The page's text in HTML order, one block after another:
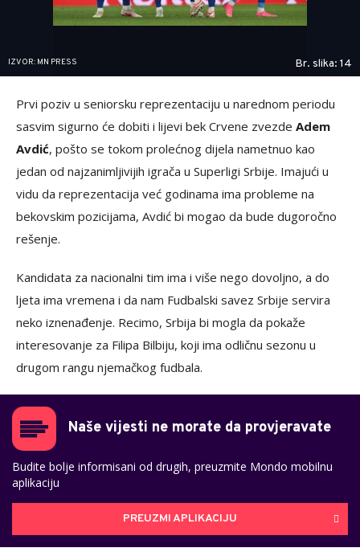
IZVOR: MN PRESS Br. slika: 14
Prvi poziv u seniorsku reprezentaciju u narednom periodu
sasvim sigurno će dobiti i lijevi bek Crvene zvezde Adem
Avdić, pošto se tokom prolećnog dijela nametnuo kao
jedan od najzanimljivijih igrača u Superligi Srbije. Imajući u
vidu da reprezentacija već godinama ima probleme na
bekovskim pozicijama, Avdić bi mogao da bude dugoročno
rešenje.
Kandidata za nacionalni tim ima i više nego dovoljno, a do
ljeta ima vremena i da nam Fudbalski savez Srbije servira
neko iznenađenje. Recimo, Srbija bi mogla da pokaže
interesovanje za Filipa Bilbiju, koji ima odličnu sezonu u
drugom rangu njemačkog fudbala.
Naše vijesti ne morate da provjeravate
Budite bolje informisani od drugih, preuzmite Mondo mobilnu
aplikaciju
PREUZMI APLIKACIJU